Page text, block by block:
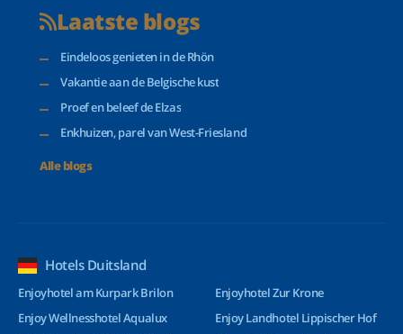
Laatste blogs
Eindeloos genieten in de Rhön
Vakantie aan de Belgische kust
Proef en beleef de Elzas
Enkhuizen, parel van West-Friesland
Alle blogs
Hotels Duitsland
Enjoyhotel am Kurpark Brilon
Enjoy Wellnesshotel Aqualux
Enjoyhotel Zur Krone
Enjoy Landhotel Lippischer Hof